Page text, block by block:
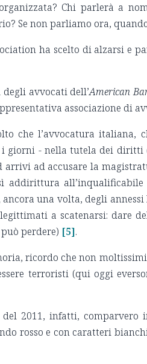
Chi parlerà a
Se non parliamo ora,
ha scelto di alzarsi e
avvocati dell’American
associazione di
che l’avvocatura
giorni - nella tutela dei diritti
arrivi ad accusare la
addirittura
una volta, degli
a scatenarsi: dare
perdere) [5].
ricordo che non
terroristi (qui oggi
2011, infatti,
rosso e con caratteri